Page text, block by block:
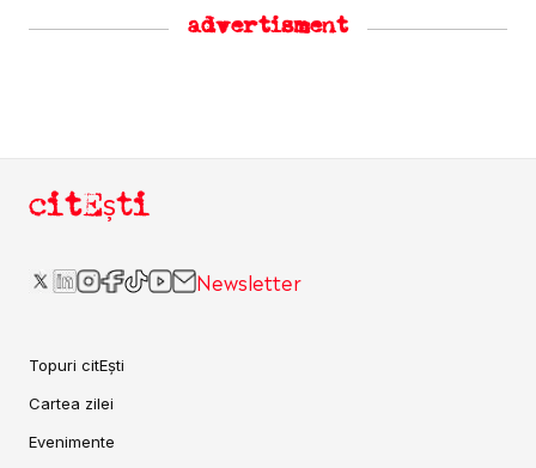
advertisment
citEști
Newsletter
Topuri citEști
Cartea zilei
Evenimente